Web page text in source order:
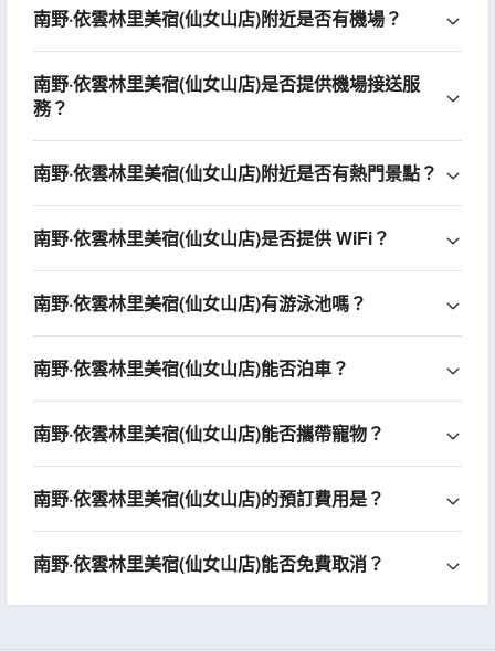
南野·依雲林里美宿(仙女山店)附近是否有機場？
南野·依雲林里美宿(仙女山店)是否提供機場接送服
務？
南野·依雲林里美宿(仙女山店)附近是否有熱門景點？
南野·依雲林里美宿(仙女山店)是否提供 WiFi？
南野·依雲林里美宿(仙女山店)有游泳池嗎？
南野·依雲林里美宿(仙女山店)能否泊車？
南野·依雲林里美宿(仙女山店)能否攜帶寵物？
南野·依雲林里美宿(仙女山店)的預訂費用是？
南野·依雲林里美宿(仙女山店)能否免費取消？